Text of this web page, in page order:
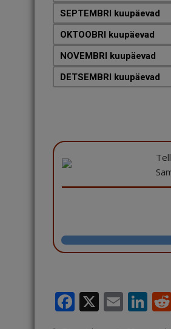
SEPTEMBRI kuupäevad
OKTOOBRI kuupäevad
NOVEMBRI kuupäevad
DETSEMBRI kuupäevad
F X E Li